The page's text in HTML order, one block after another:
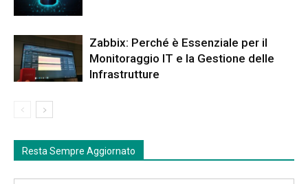
Zabbix: Perché è Essenziale per il
Monitoraggio IT e la Gestione delle
Infrastrutture
Resta Sempre Aggiornato